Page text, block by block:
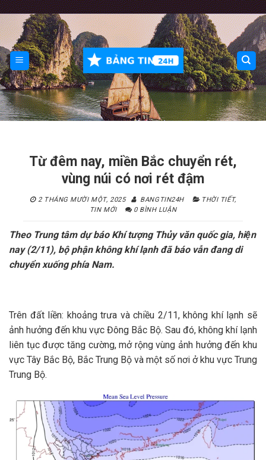
Skip
to
content
Từ đêm nay, miền Bắc chuyển rét,
vùng núi có nơi rét đậm
2 THÁNG MƯỜI MỘT, 2025 BANGTIN24H THỜI TIẾT,
TIN MỚI
0 BÌNH LUẬN
Theo Trung tâm dự báo Khí tượng Thủy văn quốc gia, hiện
nay (2/11), bộ phận không khí lạnh đã báo vẫn đang di
chuyển xuống phía Nam.
Trên đất liền: khoảng trưa và chiều 2/11, không khí lạnh sẽ
ảnh hưởng đến khu vực Đông Bắc Bộ. Sau đó, không khí lạnh
liên tục được tăng cường, mở rộng vùng ảnh hưởng đến khu
vực Tây Bắc Bộ, Bắc Trung Bộ và một số nơi ở khu vực Trung
Trung Bộ.